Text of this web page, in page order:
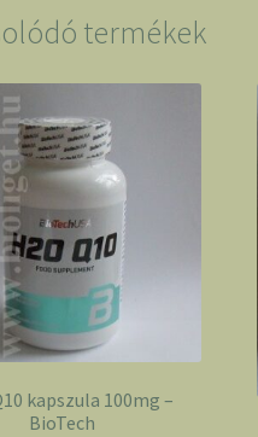
termékek
kapszula 100mg –
BioTech